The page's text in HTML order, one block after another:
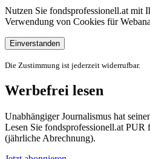
Nutzen Sie fondsprofessionell.at mit
Verwendung von Cookies für
Einverstanden
Die Zustimmung ist jederzeit widerrufbar.
Werbefrei lesen
Unabhängiger Journalismus hat
Lesen Sie fondsprofessionell.at
(jährliche Abrechnung).